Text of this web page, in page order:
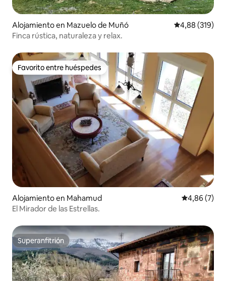
Alojamiento en Mazuelo de Muñó Calificación
4,88 (319)
Finca rústica, naturaleza y relax.
Favorito entre huéspedes
Favorito entre huéspedes
Alojamiento en Mahamud Calificación
4,86 (7)
El Mirador de las Estrellas.
Superanfitrión
Superanfitrión